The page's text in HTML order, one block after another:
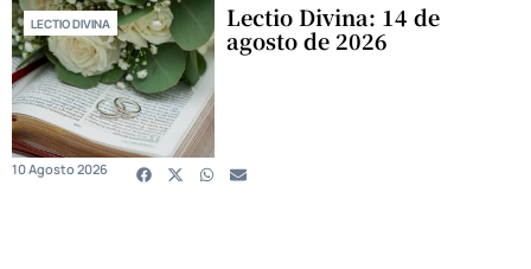
LECTIO DIVINA Lectio Divina: 14 de
agosto de 2026
10 Agosto 2026